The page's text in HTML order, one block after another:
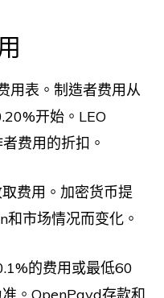
用表。制造者费用从
开始。LEO
费用的折扣。
费用。加密货币提
市场情况而变化。
的费用或最低60